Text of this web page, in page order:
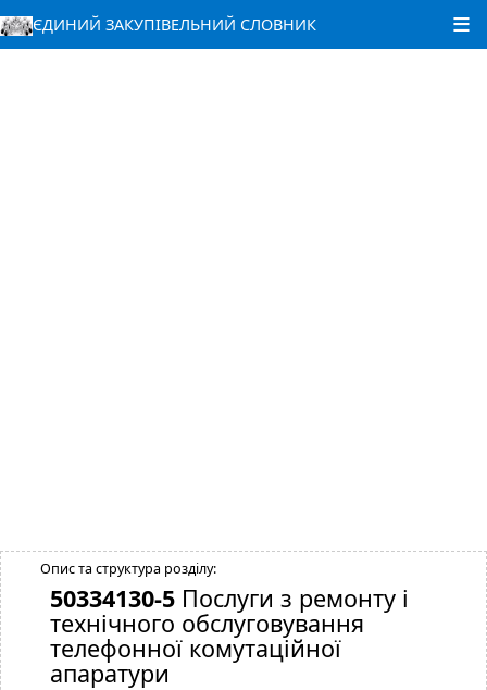
ЄДИНИЙ ЗАКУПІВЕЛЬНИЙ СЛОВНИК
Опис та структура розділу:
50334130-5 Послуги з ремонту і
технічного обслуговування
телефонної комутаційної
апаратури